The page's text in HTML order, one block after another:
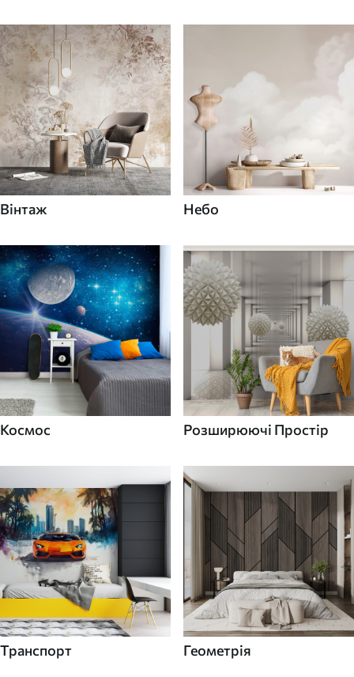
Вінтаж Небо
Космос Розширюючі Простір
Транспорт Геометрія